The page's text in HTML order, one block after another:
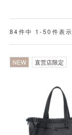
84件中 1-50 件表示
NEW 直営店限定